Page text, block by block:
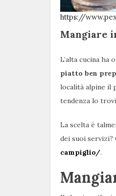
https://
Mangiare
L’alta cucina ha
piatto ben
località alpine il
tendenza lo
La scelta è
dei suoi servizi?
campiglio/.